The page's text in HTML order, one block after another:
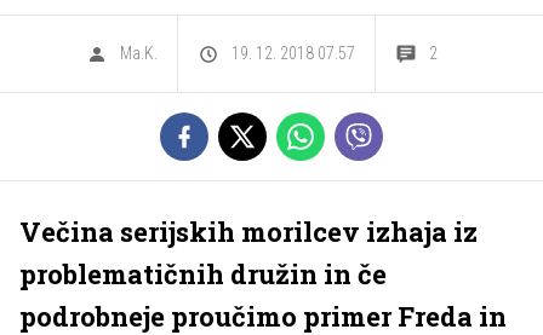
Ma.K. 19. 12. 2018 07.57 2
Večina serijskih morilcev izhaja iz
problematičnih družin in če
podrobneje proučimo primer Freda in